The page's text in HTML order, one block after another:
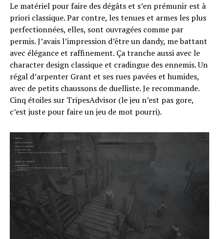
Le matériel pour faire des dégâts et s’en prémunir est à
priori classique. Par contre, les tenues et armes les plus
perfectionnées, elles, sont ouvragées comme par
permis. J’avais l’impression d’être un dandy, me battant
avec élégance et raffinement. Ça tranche aussi avec le
character design classique et cradingue des ennemis. Un
régal d’arpenter Grant et ses rues pavées et humides,
avec de petits chaussons de duelliste. Je recommande.
Cinq étoiles sur TripesAdvisor (le jeu n’est pas gore,
c’est juste pour faire un jeu de mot pourri).
Pinterest
Whatsapp
Email